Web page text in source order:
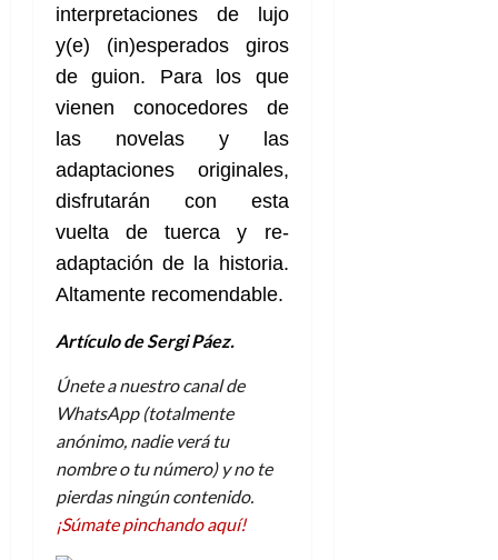
interpretaciones de lujo
y(e) (in)esperados giros
de guion. Para los que
vienen conocedores de
las novelas y las
adaptaciones originales,
disfrutarán con esta
vuelta de tuerca y re-
adaptación de la historia.
Altamente recomendable.
Artículo de Sergi Páez.
Únete a nuestro canal de
WhatsApp (totalmente
anónimo, nadie verá tu
nombre o tu número) y no te
pierdas ningún contenido.
¡Súmate pinchando aquí!